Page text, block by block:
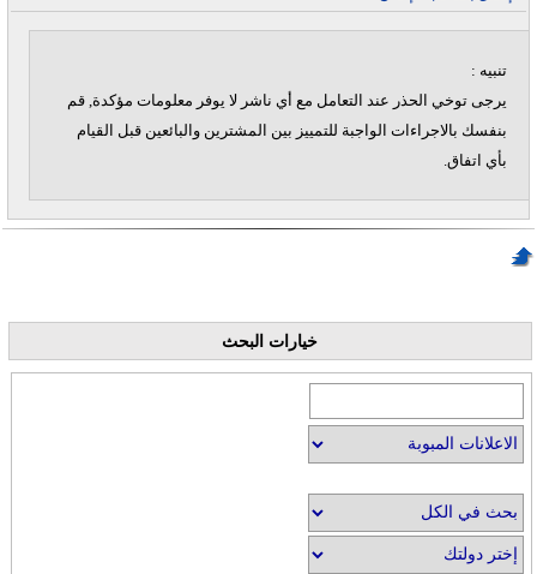
تنبيه :
يرجى توخي الحذر عند التعامل مع أي ناشر لا يوفر معلومات مؤكدة, قم
بنفسك بالاجراءات الواجبة للتمييز بين المشترين والبائعين قبل القيام
بأي اتفاق.
خيارات البحث